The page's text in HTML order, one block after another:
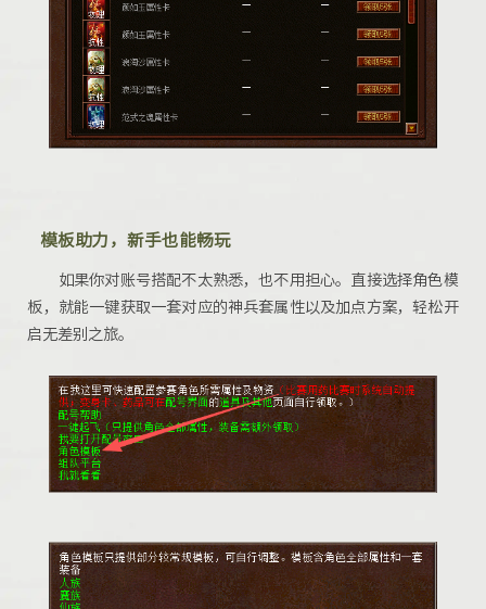
模板助力，新手也能畅玩
如果你对账号搭配不太熟悉，也不用担心。直接选择角色模
板，就能一键获取一套对应的神兵套属性以及加点方案，轻松开
启无差别之旅。